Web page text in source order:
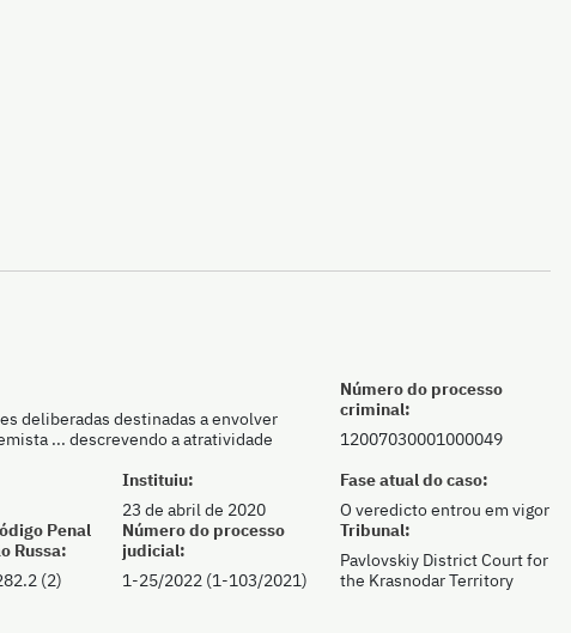
deliberadas destinadas a envolver
... descrevendo a atratividade
Número do processo
criminal:
12007030001000049
Instituiu:
23 de abril de 2020
Fase atual do caso:
O veredicto entrou em vigor
Penal
Russa:
(2)
Número do processo
judicial:
1-25/2022 (1-103/2021)
Tribunal:
Pavlovskiy District Court for
the Krasnodar Territory